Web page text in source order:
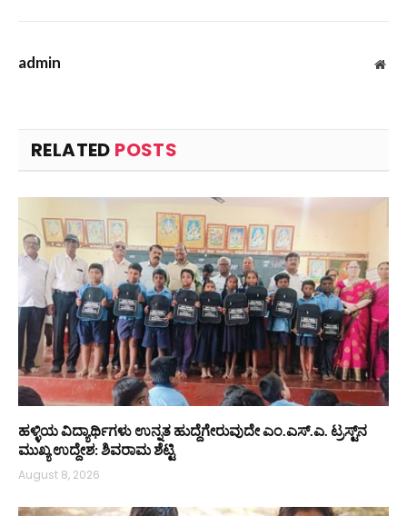
admin
RELATED POSTS
ಹಳ್ಳಿಯ ವಿದ್ಯಾರ್ಥಿಗಳು ಉನ್ನತ ಹುದ್ದೆಗೇರುವುದೇ ಎಂ.ಎಸ್.ಎ. ಟ್ರಸ್ಟ್‌ನ
ಮುಖ್ಯ ಉದ್ದೇಶ: ಶಿವರಾಮ ಶೆಟ್ಟಿ
August 8, 2026